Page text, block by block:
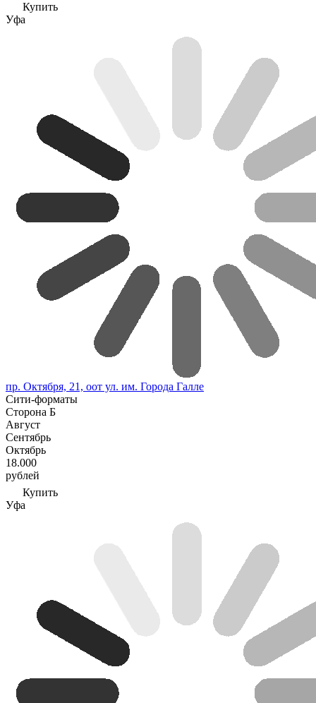
Купить
Уфа
пр. Октября, 21, оот ул. им. Города Галле
Сити-форматы
Сторона Б
Август
Сентябрь
Октябрь
18.000
рублей
Купить
Уфа